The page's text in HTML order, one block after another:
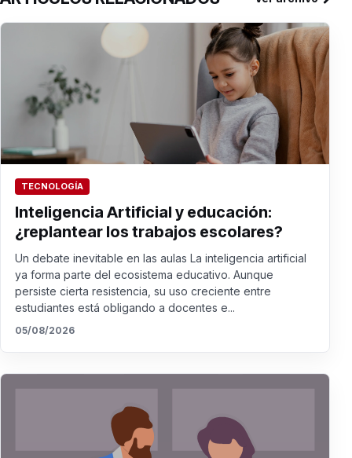
TECNOLOGÍA
Inteligencia Artificial y educación:
¿replantear los trabajos escolares?
Un debate inevitable en las aulas La inteligencia artificial
ya forma parte del ecosistema educativo. Aunque
persiste cierta resistencia, su uso creciente entre
estudiantes está obligando a docentes e...
05/08/2026